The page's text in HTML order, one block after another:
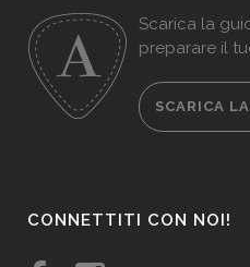
Scarica la
preparare il
SCARICA
CONNETTITI CON NOI!